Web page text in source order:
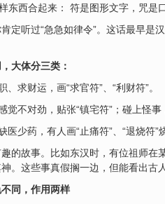
东西合起来： 符是图形文字，咒
定听过“急急如律令”。这话最早是
大体分三类：
求财运，画“求官符”、“利财符”。
觉不对劲，贴张“镇宅符”；碰上怪事
医少药，有人画“止痛符”、“退烧符
的故事。比如东汉时，有位祖师
。这些事真假搁一边，但能看出古
同，作用两样